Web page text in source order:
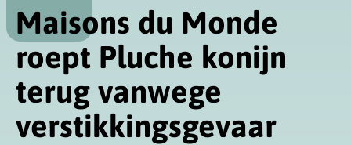
Maisons du Monde
roept Pluche konijn
terug vanwege
verstikkingsgevaar